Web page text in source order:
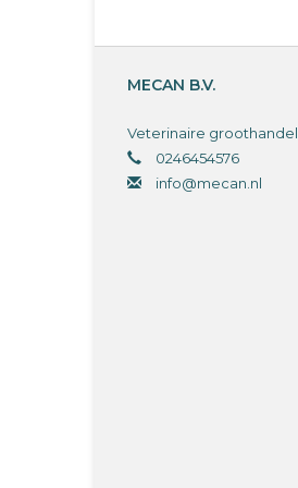
MECAN B.V.
Veterinaire groothandel
0246454576
info@mecan.nl